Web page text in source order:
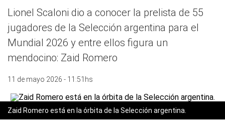
Lionel Scaloni dio a conocer la prelista de 55
jugadores de la Selección argentina para el
Mundial 2026 y entre ellos figura un
mendocino: Zaid Romero
11 de mayo 2026 - 11:51hs
Zaid Romero está en la órbita de la Selección argentina.